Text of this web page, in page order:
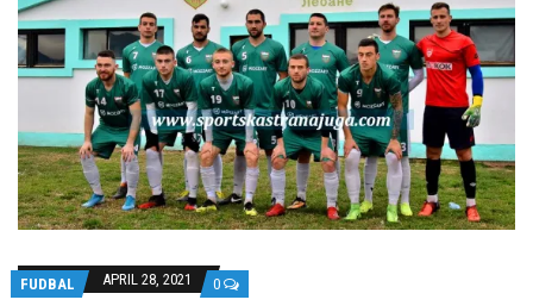
FUDBAL APRIL 28, 2021 0